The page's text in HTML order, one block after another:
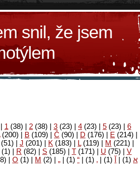
snil, že jsem
| 1 (38) | 2 (38) | 3 (23) | 4 (23) | 5 (23) | 6
(200) | B (109) | Č (90) | D (176) | E (214) |
(51) | J (201) | K (183) | L(119) | M (221) |
(1) | R (82) | S (185) | T (171) | U (75) | V
| Ο (1) | М (2) | א (1)
| آ (1)
|
‚
(1)
|
“
(1)
|
„